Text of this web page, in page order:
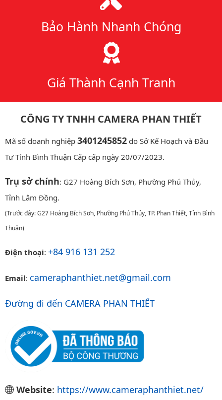
Bảo Hành Nhanh Chóng
Giá Thành Cạnh Tranh
CÔNG TY TNHH CAMERA PHAN THIẾT
Mã số doanh nghiệp 3401245852 do Sở Kế Hoạch và Đầu
Tư Tỉnh Bình Thuận Cấp cấp ngày 20/07/2023.
Trụ sở chính: G27 Hoàng Bích Sơn, Phường Phú Thủy,
Tỉnh Lâm Đồng.
(Trước đây: G27 Hoàng Bích Sơn, Phường Phú Thủy, TP. Phan Thiết, Tỉnh Bình
Thuận)
Điện thoại: +84 916 131 252
Email: cameraphanthiet.net@gmail.com
Đường đi đến CAMERA PHAN THIẾT
Website: https://www.cameraphanthiet.net/